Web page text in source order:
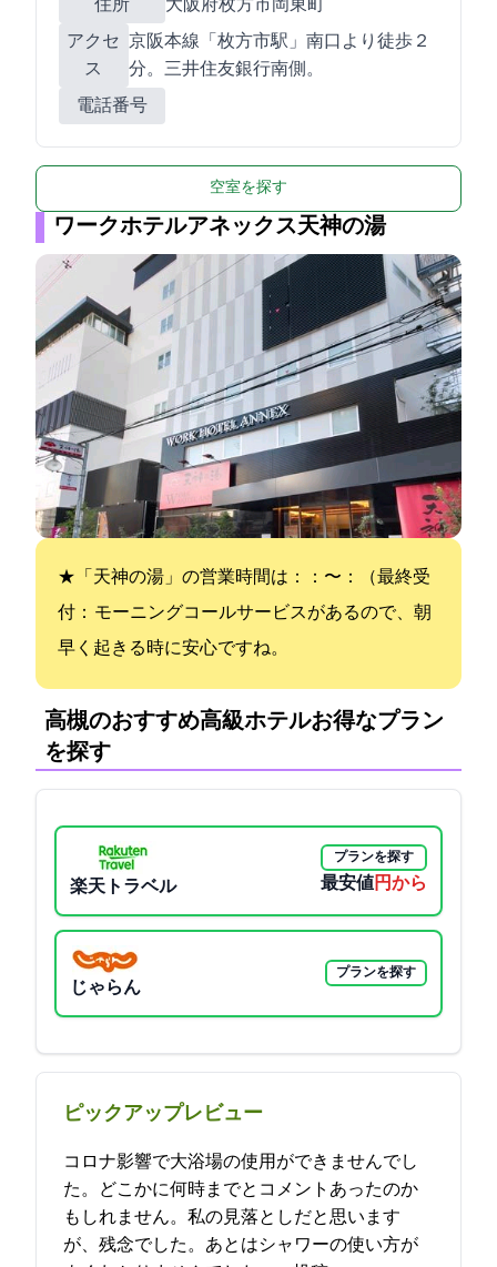
住所
大阪府枚方市岡東町11-11
アクセ
ス
京阪本線「枚方市駅」南口より徒歩２
分。三井住友銀行南側。
電話番号
空室を探す
ワークホテルアネックス天神の湯
★「天神の湯」の営業時間は：10：00〜23：00（最終受
付22：00) モーニングコールサービスがあるので、朝
早く起きる時に安心ですね。
高槻のおすすめ高級ホテル:お得なプラン
を探す
楽天トラベル
プランを探す
最安値5350円から
じゃらん
プランを探す
ピックアップレビュー
コロナ影響で大浴場の使用ができませんでし
た。どこかに何時までとコメントあったのか
もしれません。私の見落としだと思います
が、残念でした。あとはシャワーの使い方が